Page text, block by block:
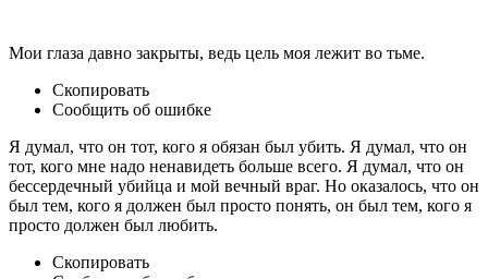
Мои глаза давно закрыты, ведь цель моя лежит во тьме.
Скопировать
Сообщить об ошибке
Я думал, что он тот, кого я обязан был убить. Я думал, что он
тот, кого мне надо ненавидеть больше всего. Я думал, что он
бессердечный убийца и мой вечный враг. Но оказалось, что он
был тем, кого я должен был просто понять, он был тем, кого я
просто должен был любить.
Скопировать